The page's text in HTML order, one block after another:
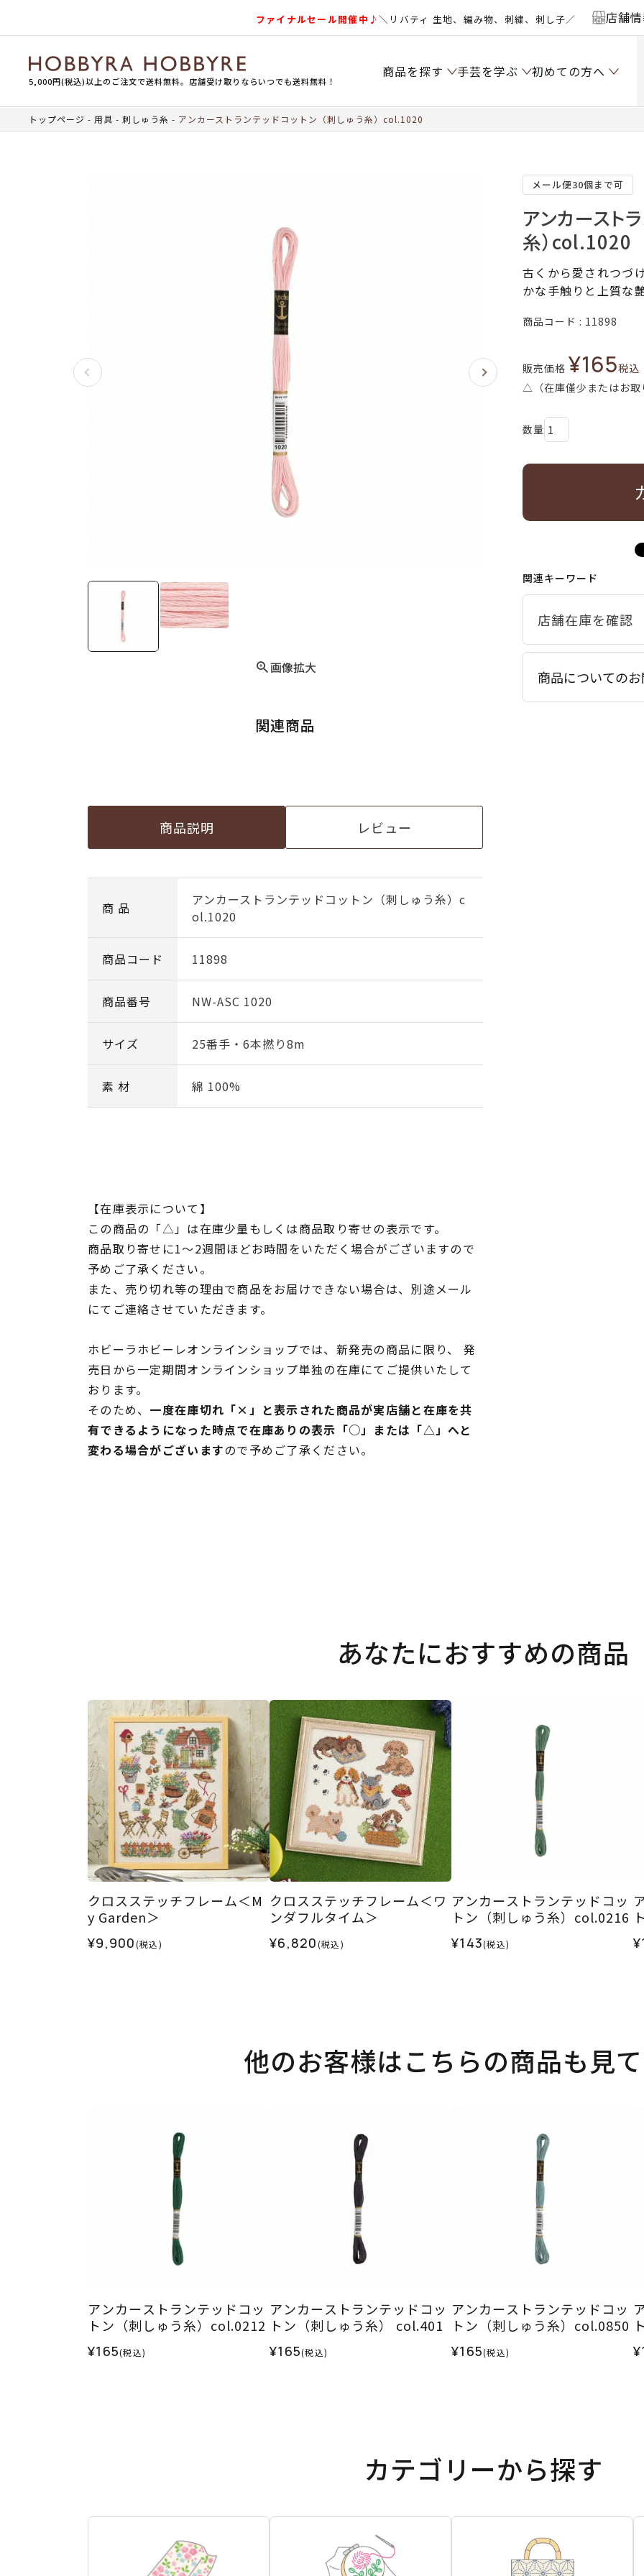
ファイナルセール開催中♪＼リバティ 生地、編み物、刺繍、刺し子／ 店舗
5,000円(税込)以上のご注文で送料無料。店舗受け取りならいつでも送料無料！
商品を探す 手芸を学ぶ 初めての方へ
トップページ 用具 刺しゅう糸 アンカーストランテッドコットン（刺しゅう糸）col.1020
画像拡大
関連商品
商品説明 レビュー
商 品
アンカーストランテッドコットン（刺しゅう糸）c
ol.1020
商品コード 11898
商品番号 NW-ASC 1020
サイズ 25番手・6本撚り8m
素 材 綿 100%
【在庫表示について】
この商品の「△」は在庫少量もしくは商品取り寄せの表示です。
商品取り寄せに1～2週間ほどお時間をいただく場合がございますので
予めご了承ください。
また、売り切れ等の理由で商品をお届けできない場合は、別途メール
にてご連絡させていただきます。
ホビーラホビーレオンラインショップでは、新発売の商品に限り、 発
売日から一定期間オンラインショップ単独の在庫にてご提供いたして
おります。
そのため、 一度在庫切れ「×」と表示された商品が実店舗と在庫を共
有できるようになった時点で在庫ありの表示「○」または「△」へと
変わる場合がございますので予めご了承ください。
メール便30個まで可
アンカースト
糸）col.1020
古くから愛されつづ
かな手触りと上質な
商品コード 11898
販売価格 ¥165税込
△（在庫僅少またはお取
関連キーワード
商品についての
あなたにおすすめの商品
クロスステッチフレーム＜M
y Garden＞
¥9,900(税込)
クロスステッチフレーム＜ワ
ンダフルタイム＞
¥6,820(税込)
アンカーストランテッドコッ
トン（刺しゅう糸）col.0216
¥143(税込)
他のお客様はこちらの商品も見
アンカーストランテッドコッ
トン（刺しゅう糸）col.0212
¥165(税込)
アンカーストランテッドコッ
トン（刺しゅう糸） col.401
¥165(税込)
アンカーストランテッドコッ
トン（刺しゅう糸）col.0850
¥165(税込)
カテゴリーから探す